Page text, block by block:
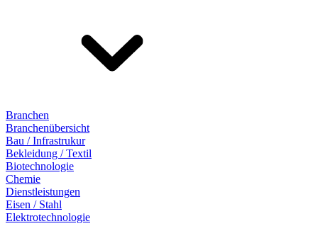
Branchen
Branchenübersicht
Bau / Infrastrukur
Bekleidung / Textil
Biotechnologie
Chemie
Dienstleistungen
Eisen / Stahl
Elektrotechnologie